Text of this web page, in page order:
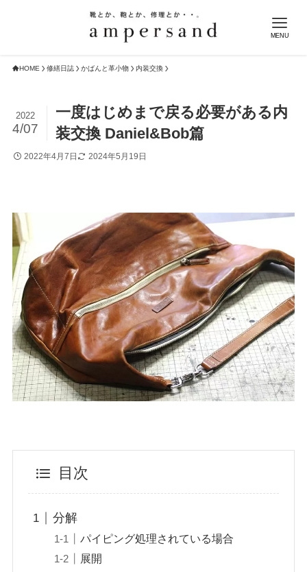
MENU
HOME 修繕日誌 かばんと革小物 内装交換
一度はじめまで戻る必要がある内
装交換 Daniel&Bob篇
2022
4/07
2022年4月7日 2024年5月19日
目次
分解
パイピング処理されている場合
展開